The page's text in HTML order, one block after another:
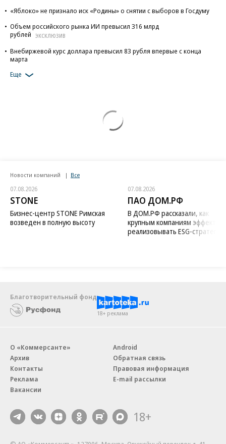
«Яблоко» не признало иск «Родины» о снятии с выборов в Госдуму
Объем российского рынка ИИ превысил 316 млрд
рублей
ЭКСКЛЮЗИВ
Внебиржевой курс доллара превысил 83 рубля впервые с конца
марта
Еще
Новости компаний Все
07.08.2026
STONE
Бизнес-центр STONE Римская
возведен в полную высоту
07.08.2026
ПАО ДОМ.РФ
В ДОМ.РФ рассказали, как
крупным компаниям
реализовывать ESG-стратегию
Благотворительный фонд
18+ реклама
О «Коммерсанте»
Архив
Контакты
Реклама
Вакансии
Android
Обратная связь
Правовая информация
E-mail рассылки
18+